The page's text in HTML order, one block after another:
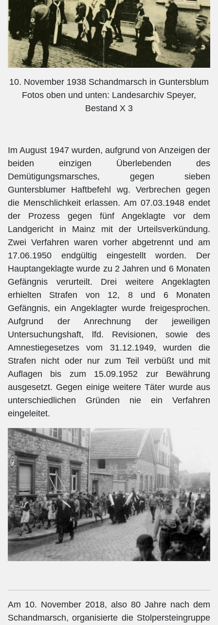
10. November 1938 Schandmarsch in Guntersblum
Fotos oben und unten: Landesarchiv Speyer,
Bestand X 3
Im August 1947 wurden, aufgrund von Anzeigen der
beiden einzigen Überlebenden des
Demütigungsmarsches, gegen sieben
Guntersblumer Haftbefehl wg. Verbrechen gegen
die Menschlichkeit erlassen. Am 07.03.1948 endet
der Prozess gegen fünf Angeklagte vor dem
Landgericht in Mainz mit der Urteilsverkündung.
Zwei Verfahren waren vorher abgetrennt und am
17.06.1950 endgültig eingestellt worden. Der
Hauptangeklagte wurde zu 2 Jahren und 6 Monaten
Gefängnis verurteilt. Drei weitere Angeklagten
erhielten Strafen von 12, 8 und 6 Monaten
Gefängnis, ein Angeklagter wurde freigesprochen.
Aufgrund der Anrechnung der jeweiligen
Untersuchungshaft, lfd. Revisionen, sowie des
Amnestiegesetzes vom 31.12.1949, wurden die
Strafen nicht oder nur zum Teil verbüßt und mit
Auflagen bis zum 15.09.1952 zur Bewährung
ausgesetzt. Gegen einige weitere Täter wurde aus
unterschiedlichen Gründen nie ein Verfahren
eingeleitet.
Am 10. November 2018, also 80 Jahre nach dem
Schandmarsch, organisierte die Stolpersteingruppe